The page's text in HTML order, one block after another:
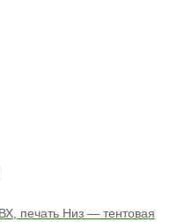
печать Низ — тентовая